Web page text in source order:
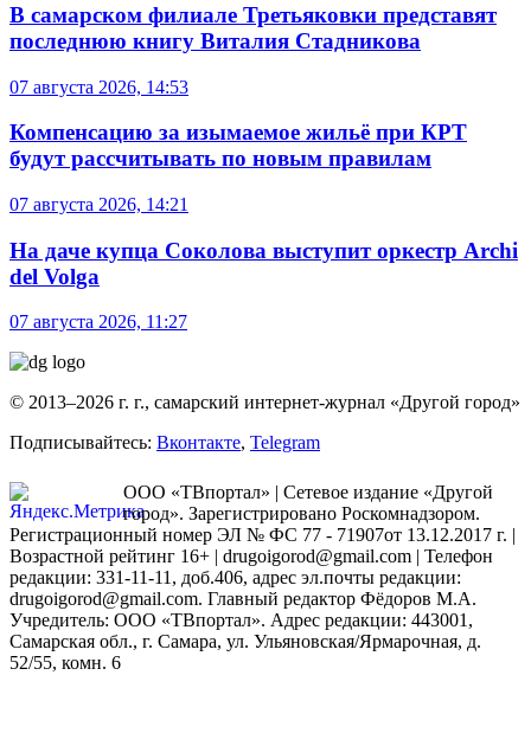
В самарском филиале Третьяковки представят
последнюю книгу Виталия Стадникова
07 августа 2026, 14:53
Компенсацию за изымаемое жильё при КРТ
будут рассчитывать по новым правилам
07 августа 2026, 14:21
На даче купца Соколова выступит оркестр Archi
del Volga
07 августа 2026, 11:27
© 2013–2026 г. г., самарский интернет-журнал «Другой город»
Подписывайтесь: Вконтакте, Telegram
ООО «ТВпортал» | Сетевое издание «Другой
город». Зарегистрировано Роскомнадзором.
Регистрационный номер ЭЛ № ФС 77 - 71907от 13.12.2017 г. |
Возрастной рейтинг 16+ | drugoigorod@gmail.com | Телефон
редакции: 331-11-11, доб.406, адрес эл.почты редакции:
drugoigorod@gmail.com. Главный редактор Фёдоров М.А.
Учредитель: ООО «ТВпортал». Адрес редакции: 443001,
Самарская обл., г. Самара, ул. Ульяновская/Ярмарочная, д.
52/55, комн. 6